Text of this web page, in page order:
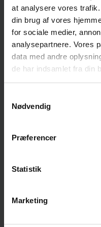
at analysere vores
din brug af vores
for sociale medier,
analysepartnere. Vores
data med andre
de har indsamlet fra din
Nødvendig
Præferencer
Statistik
Marketing
förskola og
Ellinor Skaremyr
”Kommentar:
Tidsskriftet Paideia
men holder samtidig
som omhandler
Målgruppen er
forskere.
Temaerne, der tages
Klasseledelse
kr.